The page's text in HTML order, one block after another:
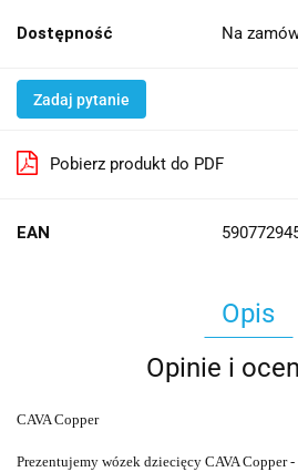
Dostępność Na
Zadaj pytanie
Pobierz produkt do PDF
EAN
Opis
Opinie i
CAVA Copper
Prezentujemy wózek dziecięcy CAVA Copper -